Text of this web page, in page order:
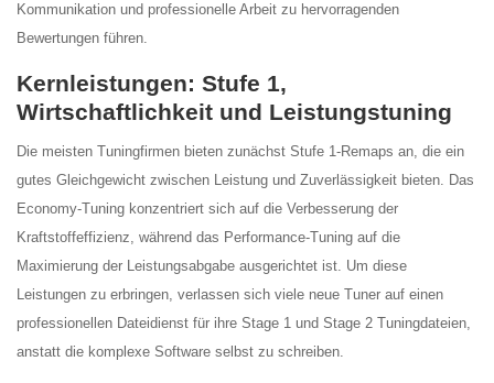
Kommunikation und professionelle Arbeit zu hervorragenden
Bewertungen führen.
Kernleistungen: Stufe 1,
Wirtschaftlichkeit und Leistungstuning
Die meisten Tuningfirmen bieten zunächst Stufe 1-Remaps an, die ein
gutes Gleichgewicht zwischen Leistung und Zuverlässigkeit bieten. Das
Economy-Tuning konzentriert sich auf die Verbesserung der
Kraftstoffeffizienz, während das Performance-Tuning auf die
Maximierung der Leistungsabgabe ausgerichtet ist. Um diese
Leistungen zu erbringen, verlassen sich viele neue Tuner auf einen
professionellen Dateidienst für ihre Stage 1 und Stage 2 Tuningdateien,
anstatt die komplexe Software selbst zu schreiben.